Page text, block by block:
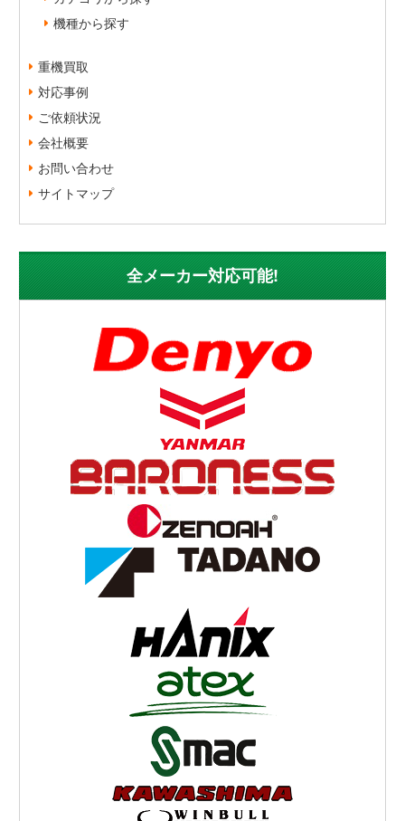
機種から探す
重機買取
対応事例
ご依頼状況
会社概要
お問い合わせ
サイトマップ
全メーカー対応可能!